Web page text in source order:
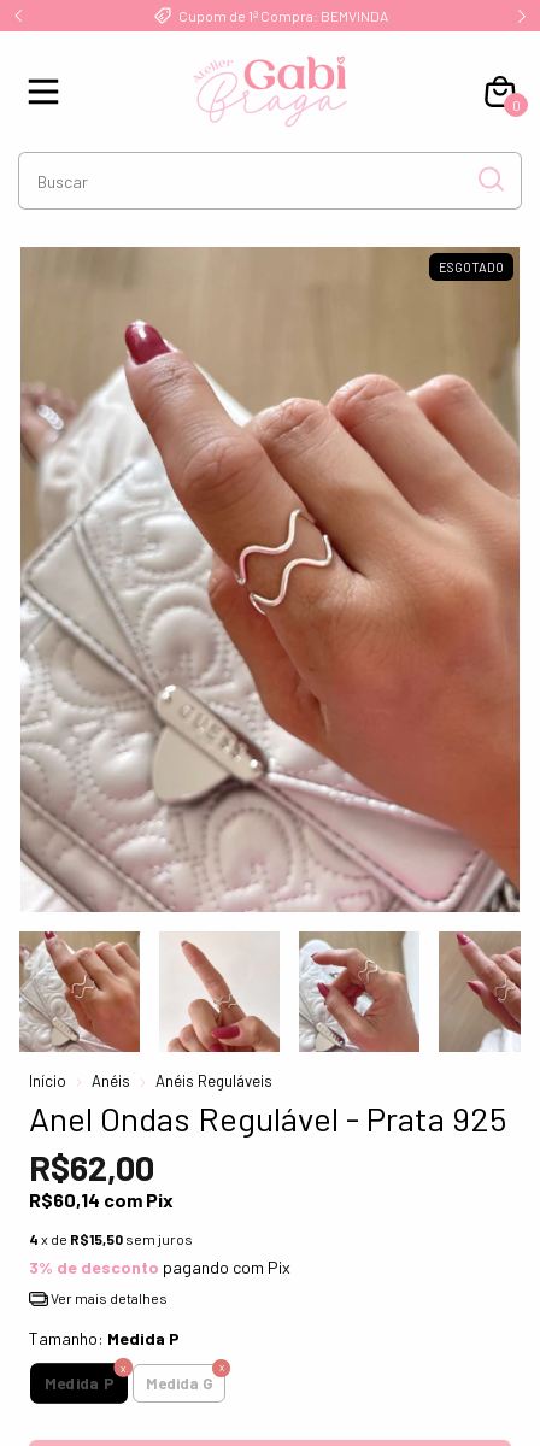
Cupom de 1ª Compra: BEMVINDA
0
ESGOTADO
Início Anéis Anéis Reguláveis
Anel Ondas Regulável - Prata 925
R$62,00
R$60,14 com Pix
4 x de R$15,50 sem juros
3% de desconto pagando com Pix
Ver mais detalhes
Tamanho: Medida P
Medida P Medida G